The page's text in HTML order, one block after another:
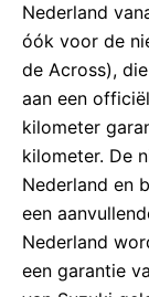
Nederland
óók voor de
de Across),
aan een
kilometer
kilometer. De
Nederland en
een
Nederland
een garantie